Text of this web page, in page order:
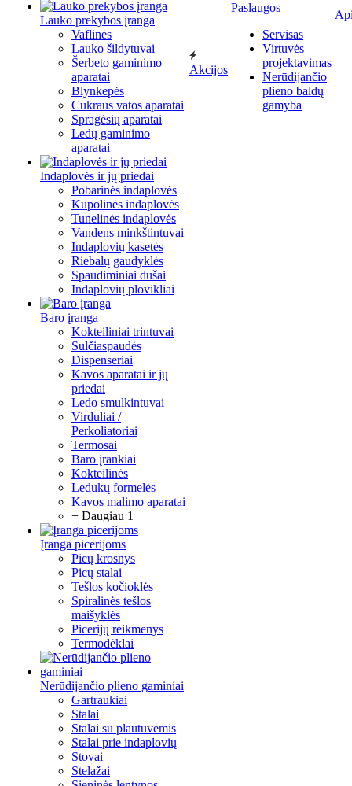
Lauko prekybos įranga
Vaflinės
Lauko šildytuvai
Šerbeto gaminimo
aparatai
Blynkepės
Cukraus vatos aparatai
Spragėsių aparatai
Ledų gaminimo
aparatai
Indaplovės ir jų priedai
Pobarinės indaplovės
Kupolinės indaplovės
Tunelinės indaplovės
Vandens minkštintuvai
Indaplovių kasetės
Riebalų gaudyklės
Spaudiminiai dušai
Indaplovių plovikliai
Baro įranga
Kokteiliniai trintuvai
Sulčiaspaudės
Dispenseriai
Kavos aparatai ir jų
priedai
Ledo smulkintuvai
Virduliai /
Perkoliatoriai
Termosai
Baro įrankiai
Kokteilinės
Ledukų formelės
Kavos malimo aparatai
+ Daugiau 1
Įranga picerijoms
Picų krosnys
Picų stalai
Tešlos kočioklės
Spiralinės tešlos
maišyklės
Picerijų reikmenys
Termodėklai
Nerūdijančio plieno gaminiai
Gartraukiai
Stalai
Stalai su plautuvėmis
Stalai prie indaplovių
Stovai
Stelažai
Akcijos
Paslaugos
Servisas
Virtuvės
projektavimas
Nerūdijančio
plieno baldų
gamyba